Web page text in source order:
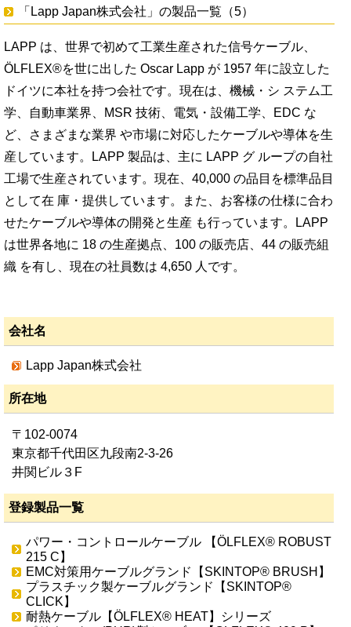
「Lapp Japan株式会社」の製品一覧（5）
LAPP は、世界で初めて工業生産された信号ケーブル、
ÖLFLEX®を世に出した Oscar Lapp が 1957 年に設立した
ドイツに本社を持つ会社です。現在は、機械・シ ステム工
学、自動車業界、MSR 技術、電気・設備工学、EDC な
ど、さまざまな業界 や市場に対応したケーブルや導体を生
産しています。LAPP 製品は、主に LAPP グ ループの自社
工場で生産されています。現在、40,000 の品目を標準品目
として在 庫・提供しています。また、お客様の仕様に合わ
せたケーブルや導体の開発と生産 も行っています。LAPP
は世界各地に 18 の生産拠点、100 の販売店、44 の販売組
織 を有し、現在の社員数は 4,650 人です。
会社名
Lapp Japan株式会社
所在地
〒102-0074
東京都千代田区九段南2-3-26
井関ビル３F
登録製品一覧
パワー・コントロールケーブル 【ÖLFLEX® ROBUST
215 C】
EMC対策用ケーブルグランド【SKINTOP® BRUSH】
プラスチック製ケーブルグランド【SKINTOP®
CLICK】
耐熱ケーブル【ÖLFLEX® HEAT】シリーズ